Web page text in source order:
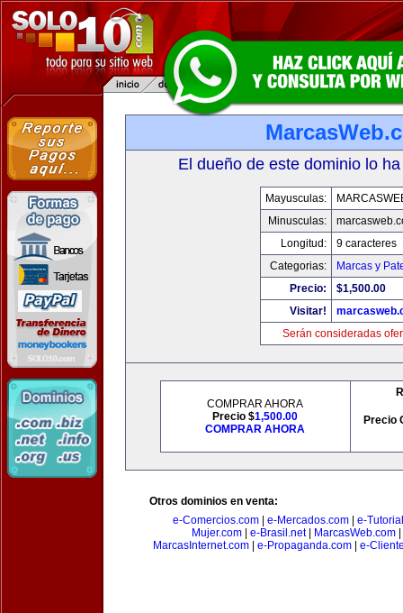
El dueño de este dominio lo
Mayusculas:
Minusculas:
Longitud:
9 caracteres
Categorias:
Marcas y
Precio:
$1,500.00
Visitar!
Serán consideradas
COMPRAR AHORA
Precio $1,500.00
COMPRAR AHORA
Precio
Otros dominios en venta:
e-Comercios.com| e-Mercados.com| e-
Mujer.com
e-Brasil.net| MarcasWeb.com
MarcasInternet.com| e-Propaganda.com| e-